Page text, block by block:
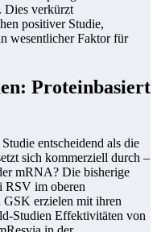
Dies verkürzt
positiver Studie,
wesentlicher Faktor für
Proteinbasiert
entscheidend als die
sich kommerziell durch –
mRNA? Die bisherige
RSV im oberen
GSK erzielen mit ihren
Studien Effektivitäten von